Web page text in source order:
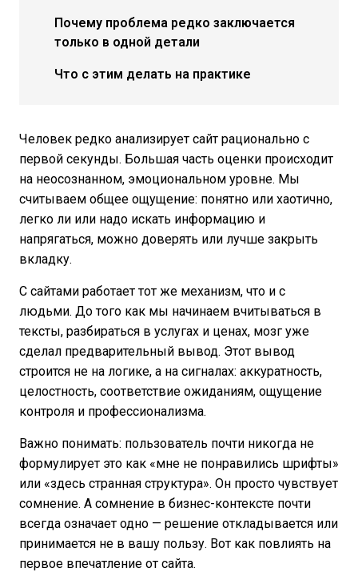
Почему проблема редко заключается
только в одной детали
Что с этим делать на практике
Человек редко анализирует сайт рационально с
первой секунды. Большая часть оценки происходит
на неосознанном, эмоциональном уровне. Мы
считываем общее ощущение: понятно или хаотично,
легко ли или надо искать информацию и
напрягаться, можно доверять или лучше закрыть
вкладку.
С сайтами работает тот же механизм, что и с
людьми. До того как мы начинаем вчитываться в
тексты, разбираться в услугах и ценах, мозг уже
сделал предварительный вывод. Этот вывод
строится не на логике, а на сигналах: аккуратность,
целостность, соответствие ожиданиям, ощущение
контроля и профессионализма.
Важно понимать: пользователь почти никогда не
формулирует это как «мне не понравились шрифты»
или «здесь странная структура». Он просто чувствует
сомнение. А сомнение в бизнес-контексте почти
всегда означает одно — решение откладывается или
принимается не в вашу пользу. Вот как повлиять на
первое впечатление от сайта.